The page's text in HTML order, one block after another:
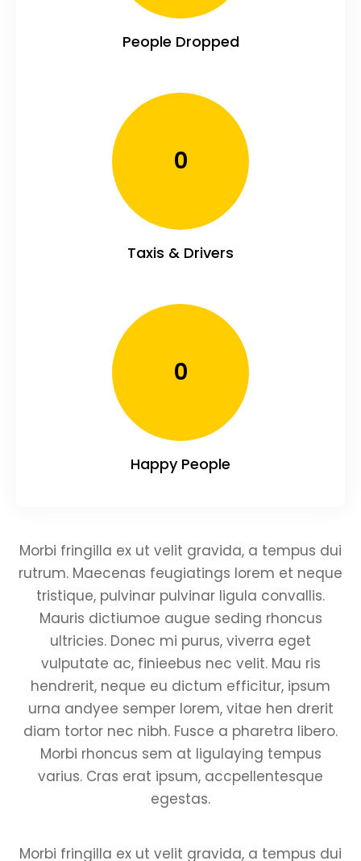
People Dropped
0
Taxis & Drivers
0
Happy People
Morbi fringilla ex ut velit gravida, a tempus dui
rutrum. Maecenas feugiatings lorem et neque
tristique, pulvinar pulvinar ligula convallis.
Mauris dictiumoe augue seding rhoncus
ultricies. Donec mi purus, viverra eget
vulputate ac, finieebus nec velit. Mau ris
hendrerit, neque eu dictum efficitur, ipsum
urna andyee semper lorem, vitae hen drerit
diam tortor nec nibh. Fusce a pharetra libero.
Morbi rhoncus sem at ligulaying tempus
varius. Cras erat ipsum, accpellentesque
egestas.
Morbi fringilla ex ut velit gravida, a tempus dui